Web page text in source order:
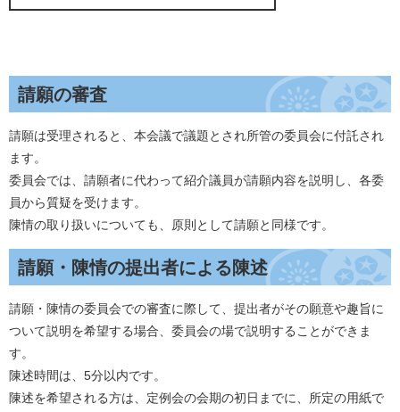
請願の審査
請願は受理されると、本会議で議題とされ所管の委員会に付託され
ます。
委員会では、請願者に代わって紹介議員が請願内容を説明し、各委
員から質疑を受けます。
陳情の取り扱いについても、原則として請願と同様です。
請願・陳情の提出者による陳述
請願・陳情の委員会での審査に際して、提出者がその願意や趣旨に
ついて説明を希望する場合、委員会の場で説明することができま
す。
陳述時間は、5分以内です。
陳述を希望される方は、定例会の会期の初日までに、所定の用紙で